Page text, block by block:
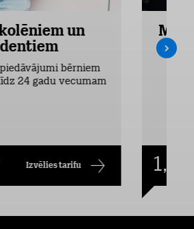
un
bērniem
24 gadu vecumam
Izvēlies tarifu 1,00